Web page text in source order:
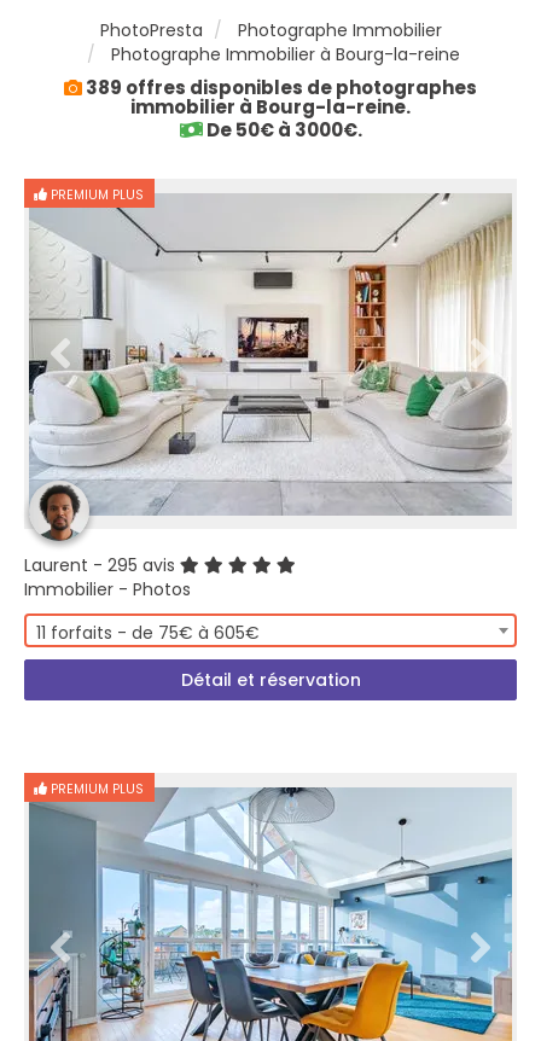
PhotoPresta
Photographe Immobilier
Photographe Immobilier à Bourg-la-reine
389 offres disponibles de photographes
immobilier à Bourg-la-reine.
De 50€ à 3000€.
PREMIUM PLUS
Laurent - 295 avis
Immobilier - Photos
11 forfaits - de 75€ à 605€
Détail et réservation
PREMIUM PLUS